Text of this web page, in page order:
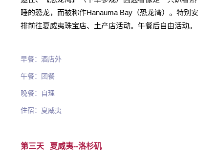
睡的恐龙，而被称作Hanauma Bay（恐龙湾）。特别安
排前往夏威夷珠宝店、土产店活动。午餐后自由活动。
早餐：酒店外
午餐：团餐
晚餐：自理
住宿：夏威夷
第三天 夏威夷--洛杉矶